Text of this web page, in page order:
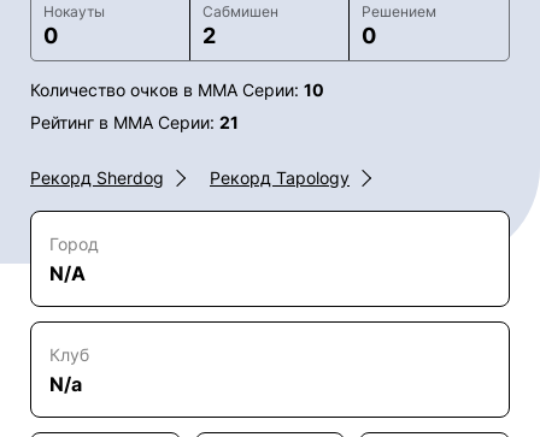
Нокауты
0
Сабмишен
2
Решением
0
Количество очков в ММА Серии: 10
Рейтинг в ММА Серии: 21
Рекорд Sherdog Рекорд Tapology
Город
N/A
Клуб
N/a